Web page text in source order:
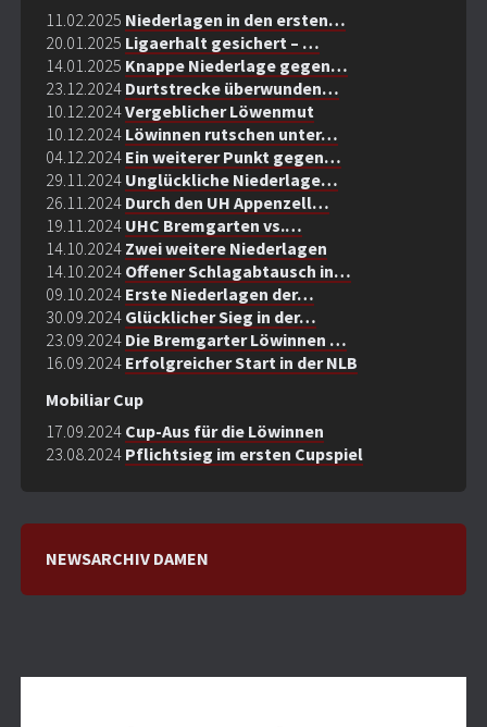
11.02.2025 Niederlagen in den ersten…
20.01.2025 Ligaerhalt gesichert – …
14.01.2025 Knappe Niederlage gegen…
23.12.2024 Durtstrecke überwunden…
10.12.2024Vergeblicher Löwenmut
10.12.2024 Löwinnen rutschen unter…
04.12.2024 Ein weiterer Punkt gegen…
29.11.2024 Unglückliche Niederlage…
26.11.2024 Durch den UH Appenzell…
19.11.2024 UHC Bremgarten vs.…
14.10.2024 Zwei weitere Niederlagen
14.10.2024 Offener Schlagabtausch in…
09.10.2024 Erste Niederlagen der…
30.09.2024 Glücklicher Sieg in der…
23.09.2024 Die Bremgarter Löwinnen …
16.09.2024 Erfolgreicher Start in der NLB
Mobiliar Cup
17.09.2024 Cup-Aus für die Löwinnen
23.08.2024 Pflichtsieg im ersten Cupspiel
NEWSARCHIV DAMEN